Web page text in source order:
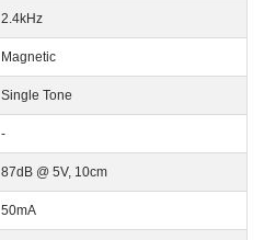
2.4kHz
Magnetic
Single Tone
-
87dB @ 5V, 10cm
50mA